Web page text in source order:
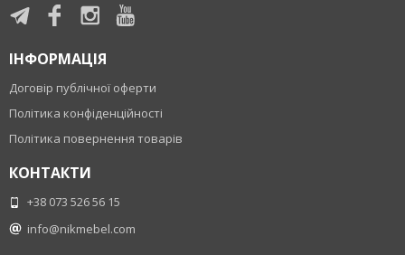
ІНФОРМАЦІЯ
Договір публічної оферти
Політика конфіденційності
Політика повернення товарів
КОНТАКТИ
+38 073 526 56 15
info@nikmebel.com